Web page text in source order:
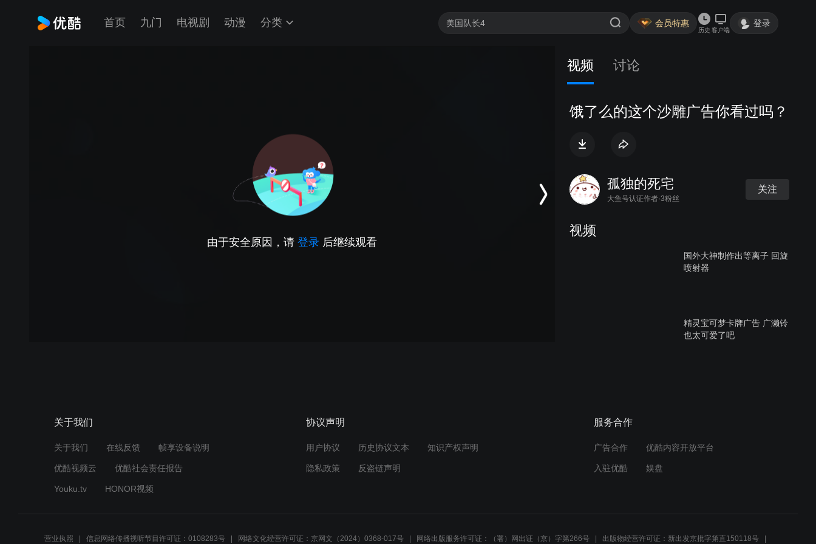
首页 九门 电视剧 动漫 分类 会员特惠
历史 客户端
登录
由于安全原因，请 登录 后继续观看
视频 讨论
饿了么的这个沙雕广告你看过吗？
孤独的死宅
大鱼号认证作者·3粉丝
关注
视频
国外大神制作出等离子 回旋
喷射器
精灵宝可梦卡牌广告 广濑铃
也太可爱了吧
关于我们
关于我们 在线反馈 帧享设备说明
优酷视频云 优酷社会责任报告
Youku.tv HONOR视频
协议声明
用户协议 历史协议文本 知识产权声明
隐私政策 反盗链声明
服务合作
广告合作 优酷内容开放平台
入驻优酷 娱盘
营业执照 信息网络传播视听节目许可证：0108283号 网络文化经营许可证：京网文（2024）0368-017号 网络出版服务许可证：（署）网出证（京）字第266号 出版物经营许可证：新出发京批字第直150118号